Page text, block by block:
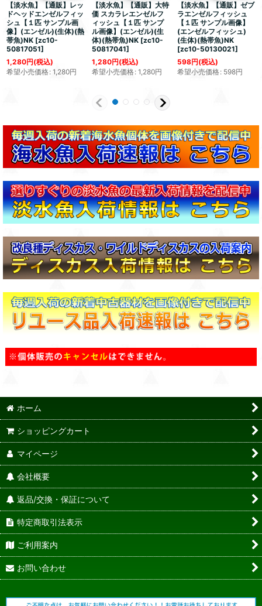
【淡水魚】【通販】レッ
ドヘッドエンゼルフィッ
シュ【１匹 サンプル画
像】(エンゼル)(生体)(熱
帯魚)NK [zc10-
50817051]
1,280円(税込)
希望小売価格: 1,280円
【淡水魚】【通販】大特
価 スカラレエンゼルフ
ィッシュ【１匹 サンプ
ル画像】(エンゼル)(生
体)(熱帯魚)NK [zc10-
50817041]
1,280円(税込)
希望小売価格: 1,280円
【淡水魚】【通販】ゼブ
ラエンゼルフィッシュ
【１匹 サンプル画像】
(エンゼルフィッシュ)
(生体)(熱帯魚)NK
[zc10-50130021]
598円(税込)
希望小売価格: 598円
ホーム
ショッピングカート
マイページ
会社概要
返品/交換・保証について
特定商取引法表示
ご利用案内
お問い合わせ